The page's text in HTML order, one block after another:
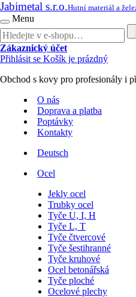
Jabimetal s.r.o.Hutní materiál a
Menu
Zákaznický účet
Přihlásit se Košík je prázdný
Obchod s kovy pro profesionály i
O nás
Doprava a platba
Poptávky
Kontakty
Deutsch
Ocel
Jekly ocel
Trubky ocel
Tyče U, I, H
Tyče L, T
Tyče čtvercové
Tyče šestihranné
Tyče kruhové
Ocel betonářská
Tyče ploché
Ocelové plechy